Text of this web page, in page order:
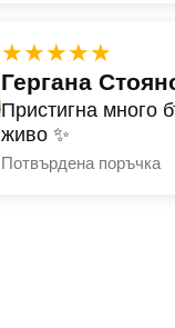
★★★★★
Гергана
Пристигна много
живо ✨
Потвърдена поръчка